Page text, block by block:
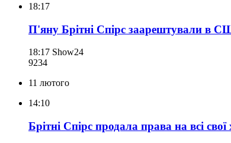
18:17
П'яну Брітні Спірс заарештували в
18:17 Show24
9234
11 лютого
14:10
Брітні Спірс продала права на всі